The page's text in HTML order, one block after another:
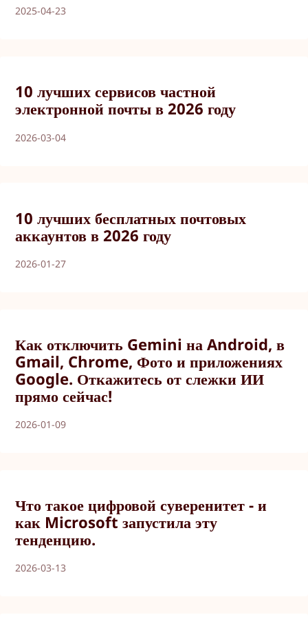
2025-04-23
10 лучших сервисов частной
электронной почты в 2026 году
2026-03-04
10 лучших бесплатных почтовых
аккаунтов в 2026 году
2026-01-27
Как отключить Gemini на Android, в
Gmail, Chrome, Фото и приложениях
Google. Откажитесь от слежки ИИ
прямо сейчас!
2026-01-09
Что такое цифровой суверенитет - и
как Microsoft запустила эту
тенденцию.
2026-03-13